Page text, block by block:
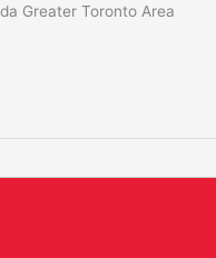
Greater Toronto Area